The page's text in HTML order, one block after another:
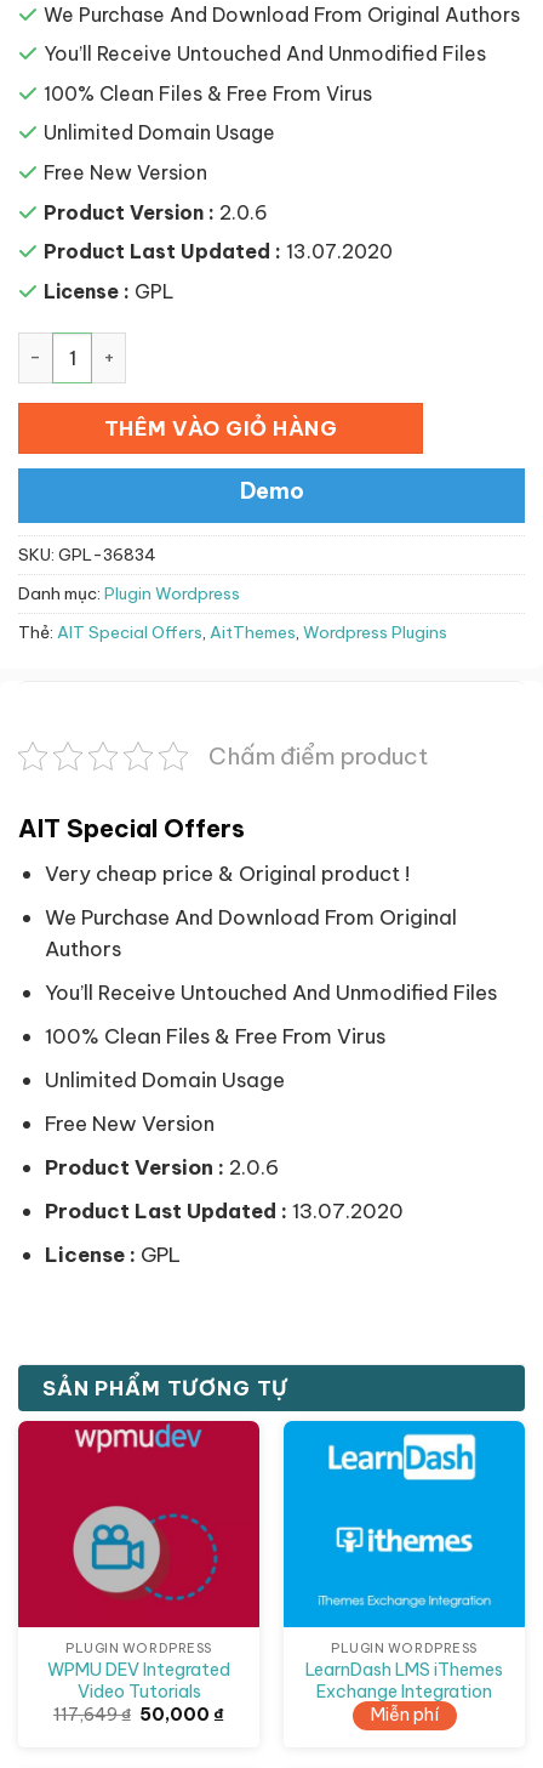
We Purchase And Download From Original Authors
You’ll Receive Untouched And Unmodified Files
100% Clean Files & Free From Virus
Unlimited Domain Usage
Free New Version
Product Version : 2.0.6
Product Last Updated : 13.07.2020
License : GPL
THÊM VÀO GIỎ HÀNG
Demo
SKU: GPL-36834
Danh mục: Plugin Wordpress
Thẻ: AIT Special Offers, AitThemes, Wordpress Plugins
Chấm điểm product
AIT Special Offers
Very cheap price & Original product !
We Purchase And Download From Original
Authors
You’ll Receive Untouched And Unmodified Files
100% Clean Files & Free From Virus
Unlimited Domain Usage
Free New Version
Product Version : 2.0.6
Product Last Updated : 13.07.2020
License : GPL
SẢN PHẨM TƯƠNG TỰ
Giảm giá!
PLUGIN WORDPRESS
WPMU DEV Integrated
Video Tutorials
117,649₫ Giá
gốc
50,000₫Giá
PLUGIN WORDPRESS
LearnDash LMS iThemes
Exchange Integration
Miễn phí